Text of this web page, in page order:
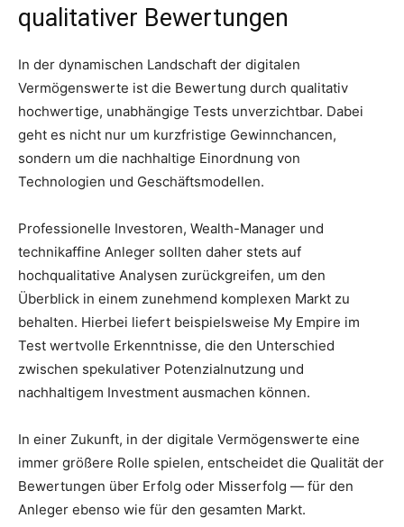
qualitativer Bewertungen
In der dynamischen Landschaft der digitalen
Vermögenswerte ist die Bewertung durch qualitativ
hochwertige, unabhängige Tests unverzichtbar. Dabei
geht es nicht nur um kurzfristige Gewinnchancen,
sondern um die nachhaltige Einordnung von
Technologien und Geschäftsmodellen.
Professionelle Investoren, Wealth-Manager und
technikaffine Anleger sollten daher stets auf
hochqualitative Analysen zurückgreifen, um den
Überblick in einem zunehmend komplexen Markt zu
behalten. Hierbei liefert beispielsweise My Empire im
Test wertvolle Erkenntnisse, die den Unterschied
zwischen spekulativer Potenzialnutzung und
nachhaltigem Investment ausmachen können.
In einer Zukunft, in der digitale Vermögenswerte eine
immer größere Rolle spielen, entscheidet die Qualität der
Bewertungen über Erfolg oder Misserfolg — für den
Anleger ebenso wie für den gesamten Markt.